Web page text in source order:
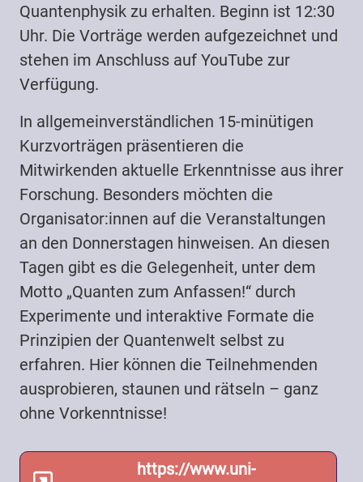
Quantenphysik zu erhalten. Beginn ist 12:30
Uhr. Die Vorträge werden aufgezeichnet und
stehen im Anschluss auf YouTube zur
Verfügung.
In allgemeinverständlichen 15-minütigen
Kurzvorträgen präsentieren die
Mitwirkenden aktuelle Erkenntnisse aus ihrer
Forschung. Besonders möchten die
Organisator:innen auf die Veranstaltungen
an den Donnerstagen hinweisen. An diesen
Tagen gibt es die Gelegenheit, unter dem
Motto „Quanten zum Anfassen!“ durch
Experimente und interaktive Formate die
Prinzipien der Quantenwelt selbst zu
erfahren. Hier können die Teilnehmenden
ausprobieren, staunen und rätseln – ganz
ohne Vorkenntnisse!
https://www.uni-